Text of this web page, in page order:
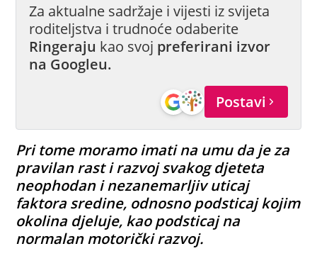
Za aktualne sadržaje i vijesti iz svijeta
roditeljstva i trudnoće odaberite
Ringeraju kao svoj preferirani izvor
na Googleu.
Postavi
Pri tome moramo imati na umu da je za
pravilan rast i razvoj svakog djeteta
neophodan i nezanemarljiv uticaj
faktora sredine, odnosno podsticaj kojim
okolina djeluje, kao podsticaj na
normalan motorički razvoj.